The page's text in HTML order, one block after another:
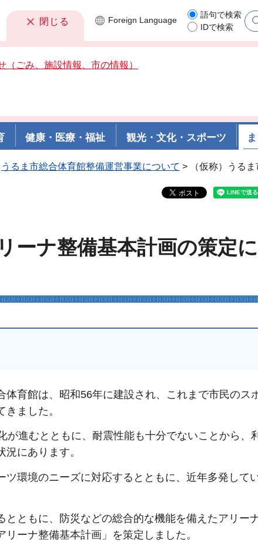
閉じる
（ごみ、施設情報、市の情報）
Foreign Language
語句で検索
IDで検索
健康・医療・福祉 観光・文化・スポーツ
うるま市総合体育館整備運営事業について > （仮称）うる
ーナ整備基本計画の策定
育館は、昭和56年に建設され、これまで市民のス
ました。
が進むとともに、耐震性能も十分でないことから、
にあります。
環境のニーズに対応するとともに、近年多発して
ともに、防災などの総合的な機能を備えたアリー
ーナ整備基本計画」を策定しました。